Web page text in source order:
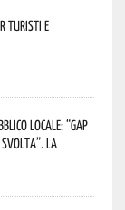
turisti e
locale: “Gap
La